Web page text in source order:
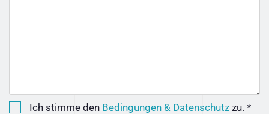
Ich stimme den Bedingungen & Datenschutz zu. *